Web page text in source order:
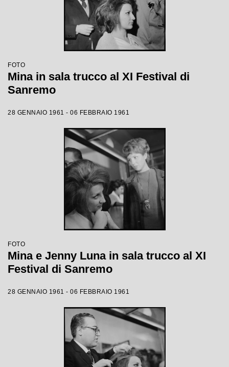
FOTO
Mina in sala trucco al XI Festival di
Sanremo
28 GENNAIO 1961 - 06 FEBBRAIO 1961
FOTO
Mina e Jenny Luna in sala trucco al XI
Festival di Sanremo
28 GENNAIO 1961 - 06 FEBBRAIO 1961